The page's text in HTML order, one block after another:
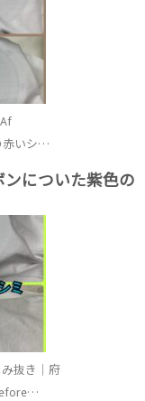
赤いシ…
ンについた紫色の
み抜き｜府